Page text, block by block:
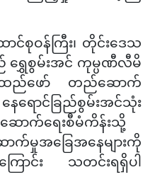
စုဝန်ကြီး၊ တိုင်းဒေသ
ရွှေစွမ်းအင် ကုမ္ပဏီလီမိ
ည်ဖော် တည်ဆောက်
ေရောင်ခြည်စွမ်းအင်သုံး
ာက်ရေးစီမံကိန်းသို့
က်မှုအခြေအနေများကို
ောင်း သတင်းရရှိပါ